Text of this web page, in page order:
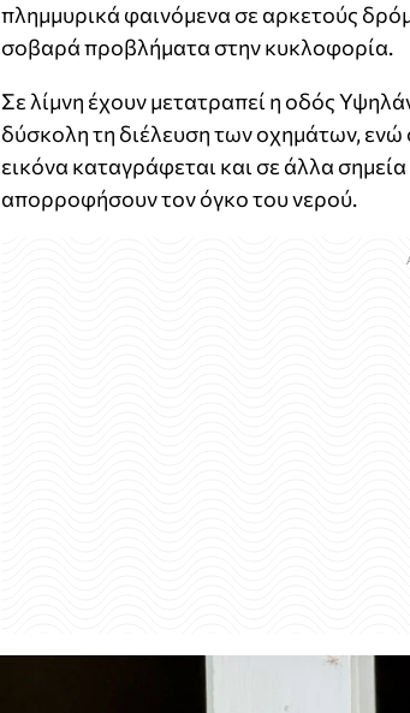
πλημμυρικά φαινόμενα σε αρκετούς
σοβαρά προβλήματα στην κυκλοφορία.
Σε λίμνη έχουν μετατραπεί η οδός
δύσκολη τη διέλευση των οχημάτων, ενώ
εικόνα καταγράφεται και σε άλλα
απορροφήσουν τον όγκο του νερού.